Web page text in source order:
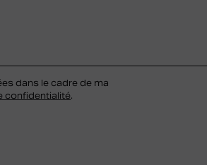
dans le cadre de ma
confidentialité.